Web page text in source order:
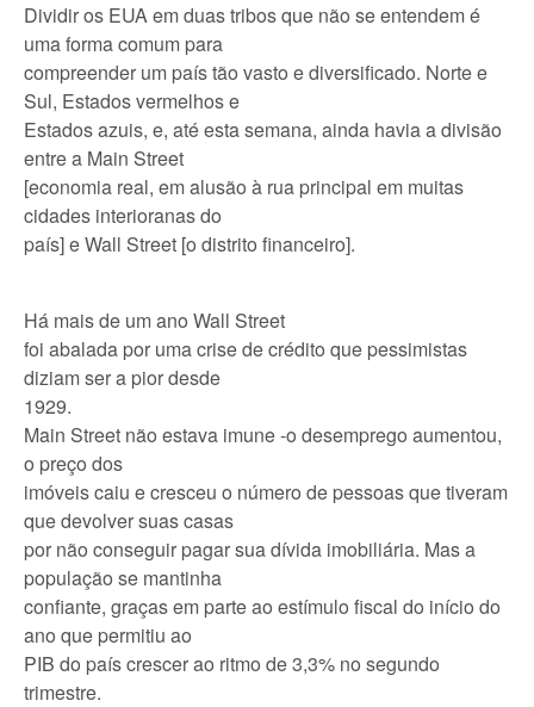
Dividir os EUA em duas tribos que não se entendem é
uma forma comum para
compreender um país tão vasto e diversificado. Norte e
Sul, Estados vermelhos e
Estados azuis, e, até esta semana, ainda havia a divisão
entre a Main Street
[economia real, em alusão à rua principal em muitas
cidades interioranas do
país] e Wall Street [o distrito financeiro].
Há mais de um ano Wall Street
foi abalada por uma crise de crédito que pessimistas
diziam ser a pior desde
1929.
Main Street não estava imune -o desemprego aumentou,
o preço dos
imóveis caiu e cresceu o número de pessoas que tiveram
que devolver suas casas
por não conseguir pagar sua dívida imobiliária. Mas a
população se mantinha
confiante, graças em parte ao estímulo fiscal do início do
ano que permitiu ao
PIB do país crescer ao ritmo de 3,3% no segundo
trimestre.